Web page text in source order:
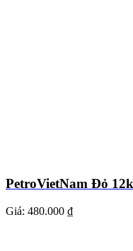
PetroVietNam Đỏ
Giá: 480.000 ₫